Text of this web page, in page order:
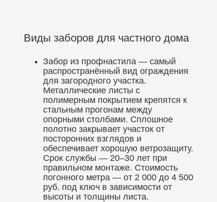
Виды заборов для частного дома
Забор из профнастила — самый
распространённый вид ограждения
для загородного участка.
Металлические листы с
полимерным покрытием крепятся к
стальным прогонам между
опорными столбами. Сплошное
полотно закрывает участок от
посторонних взглядов и
обеспечивает хорошую ветрозащиту.
Срок службы — 20–30 лет при
правильном монтаже. Стоимость
погонного метра — от 2 000 до 4 500
руб. под ключ в зависимости от
высоты и толщины листа.